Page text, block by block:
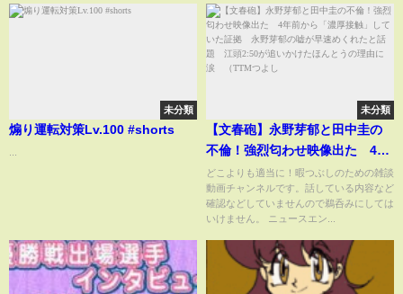
未分類
煽り運転対策Lv.100 #shorts
未分類
【文春砲】永野芽郁と田中圭の
不倫！強烈匂わせ映像出た 4年
前から「濃厚接触」していた証
拠 永野芽郁の嘘が早速めくれ
たと話題 江頭2:50が追いかけ
つよし
どこよりも適当に！暇つぶしのための雑談
動画チャンネルです。話している内容など
確認などしていませんので鵜呑みにしては
いけません。 ニュースエン...